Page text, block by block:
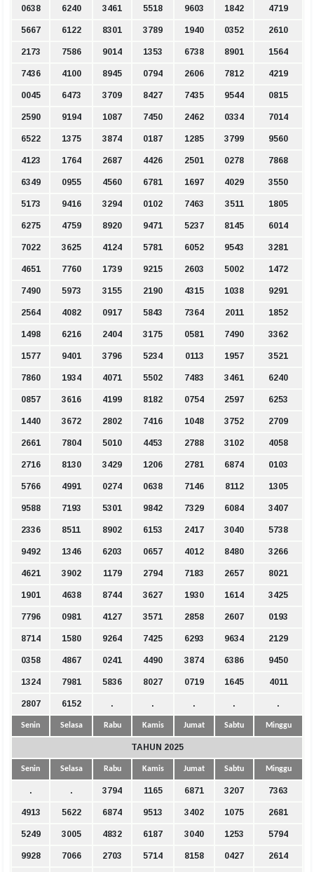
0638 6240 3461 5518 9603 1842 4719
5667 6122 8301 3789 1940 0352 2610
2173 7586 9014 1353 6738 8901 1564
7436 4100 8945 0794 2606 7812 4219
0045 6473 3709 8427 7435 9544 0815
2590 9194 1087 7450 2462 0334 7014
6522 1375 3874 0187 1285 3799 9560
4123 1764 2687 4426 2501 0278 7868
6349 0955 4560 6781 1697 4029 3550
5173 9416 3294 0102 7463 3511 1805
6275 4759 8920 9471 5237 8145 6014
7022 3625 4124 5781 6052 9543 3281
4651 7760 1739 9215 2603 5002 1472
7490 5973 3155 2190 4315 1038 9291
2564 4082 0917 5843 7364 2011 1852
1498 6216 2404 3175 0581 7490 3362
1577 9401 3796 5234 0113 1957 3521
7860 1934 4071 5502 7483 3461 6240
0857 3616 4199 8182 0754 2597 6253
1440 3672 2802 7416 1048 3752 2709
2661 7804 5010 4453 2788 3102 4058
2716 8130 3429 1206 2781 6874 0103
5766 4991 0274 0638 7146 8112 1305
9588 7193 5301 9842 7329 6084 3407
2336 8511 8902 6153 2417 3040 5738
9492 1346 6203 0657 4012 8480 3266
4621 3902 1179 2794 7183 2657 8021
1901 4638 8744 3627 1930 1614 3425
7796 0981 4127 3571 2858 2607 0193
8714 1580 9264 7425 6293 9634 2129
0358 4867 0241 4490 3874 6386 9450
1324 7981 5836 8027 0719 1645 4011
2807 6152 . . . . .
Senin Selasa Rabu Kamis Jumat Sabtu Minggu
TAHUN 2025
Senin Selasa Rabu Kamis Jumat Sabtu Minggu
. . 3794 1165 6871 3207 7363
4913 5622 6874 9513 3402 1075 2681
5249 3005 4832 6187 3040 1253 5794
9928 7066 2703 5714 8158 0427 2614